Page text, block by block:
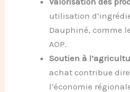
utilisation
Dauphiné, comme
AOP.
Soutien à
achat contribue
l’économie